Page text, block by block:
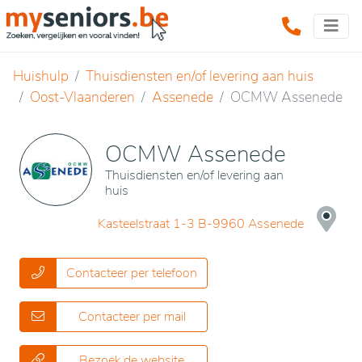
Huishulp
Thuisdiensten en/of levering aan huis
Oost-Vlaanderen
Assenede OCMW Assenede
OCMW Assenede
Thuisdiensten en/of levering aan
huis
Kasteelstraat 1-3 B-9960 Assenede
Contacteer per telefoon
Contacteer per mail